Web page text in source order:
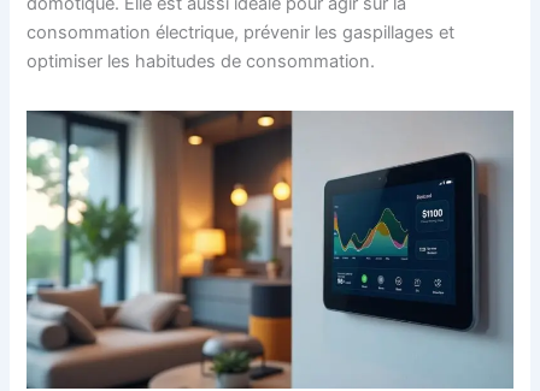
consommation électrique, prévenir les gaspillages et
optimiser les habitudes de consommation.